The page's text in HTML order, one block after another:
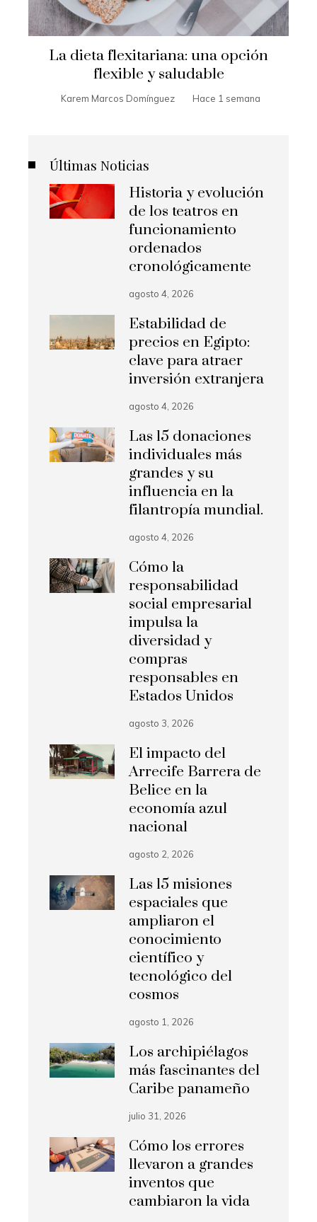
La dieta flexitariana: una opción
flexible y saludable
Karem Marcos Domínguez Hace 1 semana
Últimas Noticias
Historia y evolución
de los teatros en
funcionamiento
ordenados
cronológicamente
agosto 4, 2026
Estabilidad de
precios en Egipto:
clave para atraer
inversión extranjera
agosto 4, 2026
Las 15 donaciones
individuales más
grandes y su
influencia en la
filantropía mundial.
agosto 4, 2026
Cómo la
responsabilidad
social empresarial
impulsa la
diversidad y
compras
responsables en
Estados Unidos
agosto 3, 2026
El impacto del
Arrecife Barrera de
Belice en la
economía azul
nacional
agosto 2, 2026
Las 15 misiones
espaciales que
ampliaron el
conocimiento
científico y
tecnológico del
cosmos
agosto 1, 2026
Los archipiélagos
más fascinantes del
Caribe panameño
julio 31, 2026
Cómo los errores
llevaron a grandes
inventos que
cambiaron la vida